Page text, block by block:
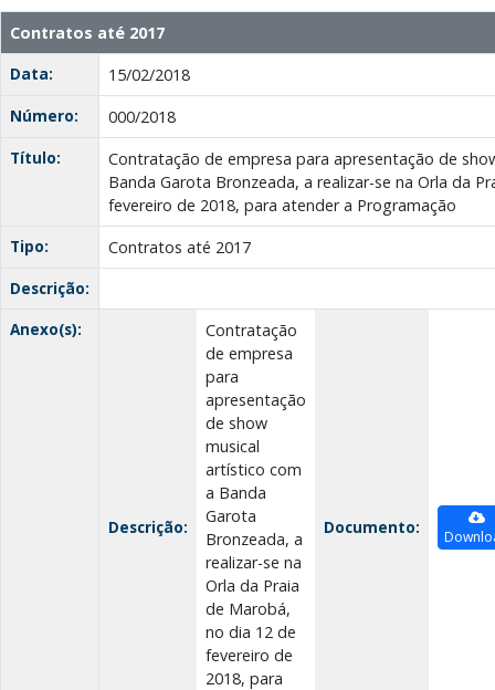
Contratos até 2017
Data:
15/02/2018
Número:
000/2018
Título:
Contratação de empresa para apresentação de
Banda Garota Bronzeada, a realizar-se na Orla da
fevereiro de 2018, para atender a Programação
Tipo:
Contratos até 2017
Descrição:
Anexo(s):
Descrição:
Contratação
de empresa
para
apresentação
de show
musical
artístico com
a Banda
Garota
Bronzeada, a
realizar-se na
Orla da Praia
de Marobá,
no dia 12 de
fevereiro de
2018, para
Documento: